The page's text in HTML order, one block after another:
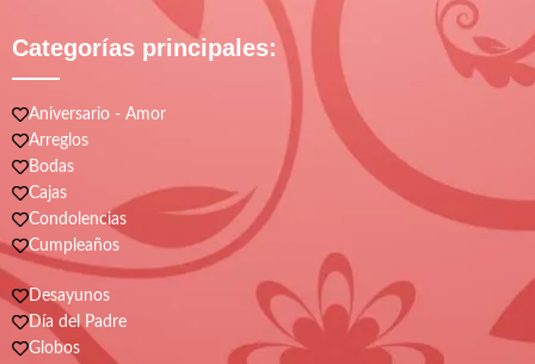
Categorías principales:
Aniversario - Amor
Arreglos
Bodas
Cajas
Condolencias
Cumpleaños
Desayunos
Día del Padre
Globos